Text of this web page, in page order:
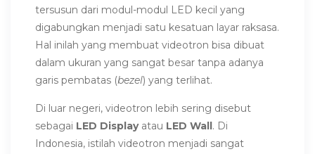
tersusun dari modul-modul LED kecil yang
digabungkan menjadi satu kesatuan layar raksasa.
Hal inilah yang membuat videotron bisa dibuat
dalam ukuran yang sangat besar tanpa adanya
garis pembatas (bezel) yang terlihat.
Di luar negeri, videotron lebih sering disebut
sebagai LED Displayatau LED Wall. Di
Indonesia, istilah videotron menjadi sangat